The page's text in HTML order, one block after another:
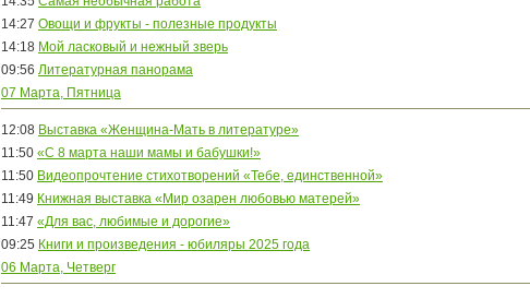
14:27 Овощи и фрукты - полезные продукты
14:18 Мой ласковый и нежный зверь
09:56 Литературная панорама
07 Марта, Пятница
12:08 Выставка «Женщина-Мать в литературе»
11:50 «С 8 марта наши мамы и бабушки!»
11:50 Видеопрочтение стихотворений «Тебе, единственной»
11:49 Книжная выставка «Мир озарен любовью матерей»
11:47 «Для вас, любимые и дорогие»
09:25 Книги и произведения - юбиляры 2025 года
06 Марта, Четверг